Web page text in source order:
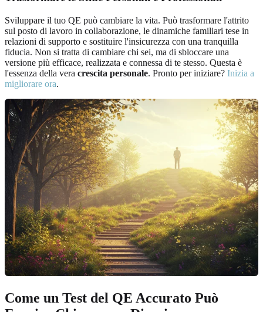
Sviluppare il tuo QE può cambiare la vita. Può trasformare l'attrito
sul posto di lavoro in collaborazione, le dinamiche familiari tese in
relazioni di supporto e sostituire l'insicurezza con una tranquilla
fiducia. Non si tratta di cambiare chi sei, ma di sbloccare una
versione più efficace, realizzata e connessa di te stesso. Questa è
l'essenza della vera crescita personale. Pronto per iniziare? Inizia a
migliorare ora.
Come un Test del QE Accurato Può